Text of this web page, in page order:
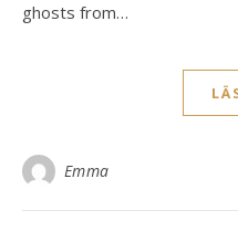
ghosts from…
Emma